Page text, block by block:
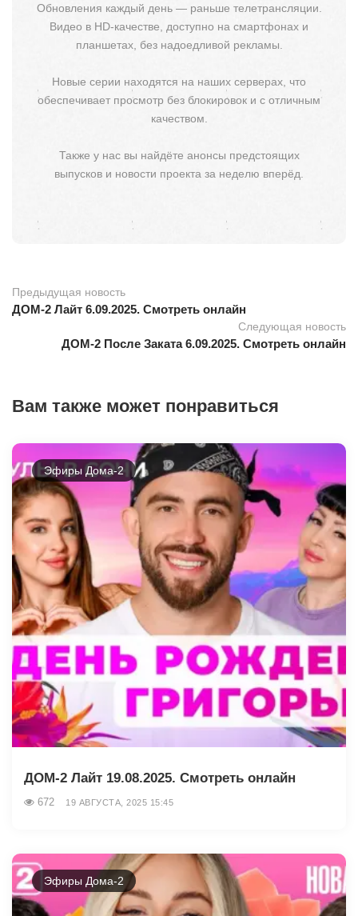
Обновления каждый день — раньше телетрансляции.
Видео в HD-качестве, доступно на смартфонах и
планшетах, без надоедливой рекламы.
Новые серии находятся на наших серверах, что
обеспечивает просмотр без блокировок и с отличным
качеством.
Также у нас вы найдёте анонсы предстоящих
выпусков и новости проекта за неделю вперёд.
Предыдущая новость
ДОМ-2 Лайт 6.09.2025. Смотреть онлайн
Следующая новость
ДОМ-2 После Заката 6.09.2025. Смотреть онлайн
Вам также может понравиться
Эфиры Дома-2
ДОМ-2 Лайт 19.08.2025. Смотреть онлайн
672 19 АВГУСТА, 2025 15:45
Эфиры Дома-2